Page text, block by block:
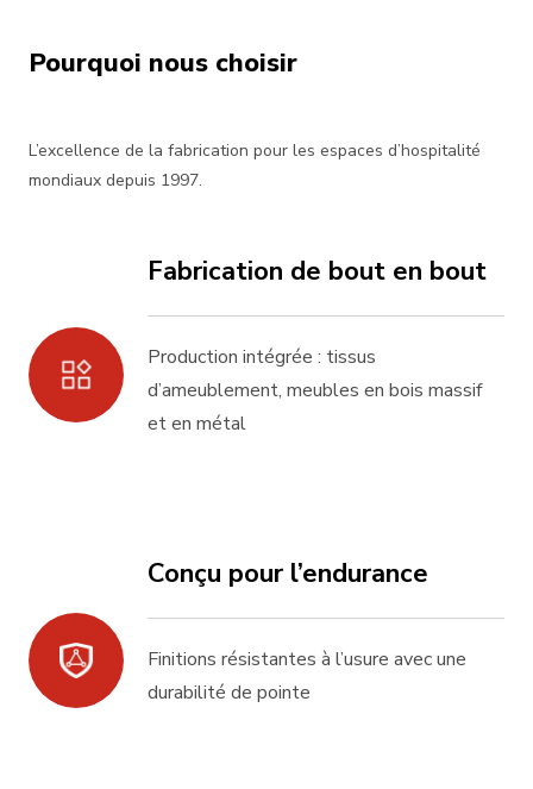
Pourquoi nous choisir
L’excellence de la fabrication pour les espaces d’hospitalité
mondiaux depuis 1997.
Fabrication de bout en bout
Production intégrée : tissus
d’ameublement, meubles en bois massif
et en métal
Conçu pour l’endurance
Finitions résistantes à l’usure avec une
durabilité de pointe